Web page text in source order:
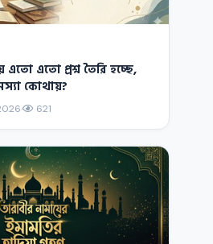
এতো এতো প্রশ্ন তৈরি হচ্ছে,
কোথায়?
· 621